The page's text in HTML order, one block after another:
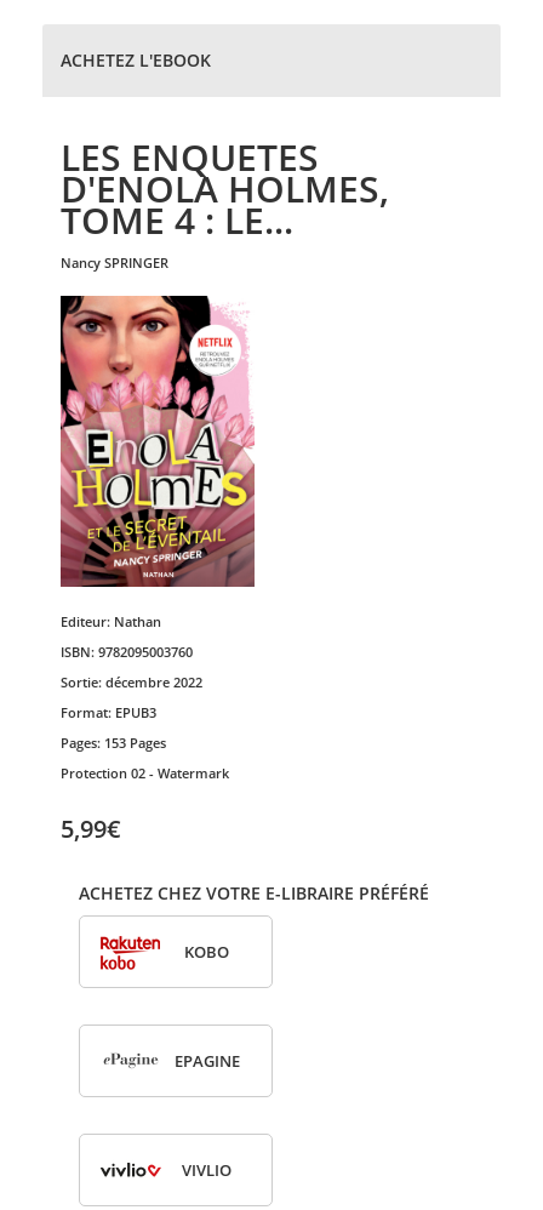
ACHETEZ L'EBOOK
LES ENQUETES
D'ENOLA HOLMES,
TOME 4 : LE...
nancy SPRINGER
Editeur: Nathan
ISBN: 9782095003760
Sortie: décembre 2022
Format: EPUB3
Pages: 153 Pages
Protection 02 - Watermark
5,99€
ACHETEZ CHEZ VOTRE E-LIBRAIRE PRÉFÉRÉ
KOBO
EPA­GINE
VIV­LIO